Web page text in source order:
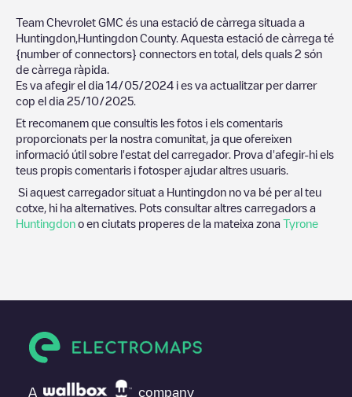
Team Chevrolet GMC és una estació de càrrega situada a
Huntingdon Huntingdon County. Aquesta estació de càrrega té
{number of connectors} connectors en total, dels quals 2 són
de càrrega ràpida.
Es va afegir el dia 14/05/2024 i es va actualitzar per darrer
cop el dia 25/10/2025
Et recomanem que consultis les fotos i els comentaris
proporcionats per la nostra comunitat, ja que ofereixen
informació útil sobre l'estat del carregador. Prova d'afegir-hi els
teus propis comentaris i fotosper ajudar altres usuaris.
Si aquest carregador situat a Huntingdon no va bé per al teu
cotxe, hi ha alternatives. Pots consultar altres carregadors a
Huntingdon o en ciutats properes de la mateixa zona Tyrone
A company